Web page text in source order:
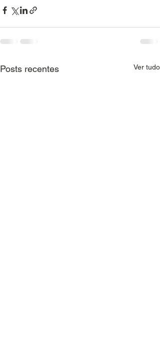
Posts recentes Ver tudo